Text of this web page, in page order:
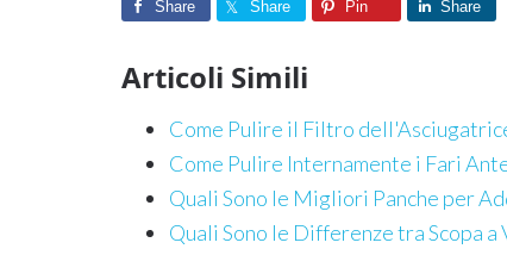
Share Share Pin Share
Articoli Simili
Come Pulire il Filtro
Come Pulire Internamente i Fari
Quali Sono le Migliori Panche per
Quali Sono le Differenze tra Scopa a